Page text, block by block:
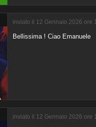
inviato il 12 Gennaio 2026 ore
Bellissima ! Ciao Emanuele
inviato il 12 Gennaio 2026 ore